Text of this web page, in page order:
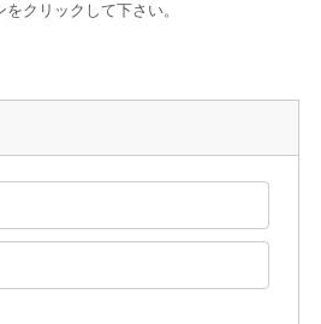
クリックして下さい。